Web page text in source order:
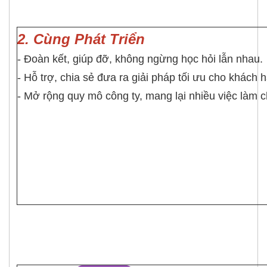
2. Cùng Phát Triển
- Đoàn kết, giúp đỡ, không ngừng học hỏi lẫn nhau.
- Hỗ trợ, chia sẻ đưa ra giải pháp tối ưu cho khách
- Mở rộng quy mô công ty, mang lại nhiều việc làm